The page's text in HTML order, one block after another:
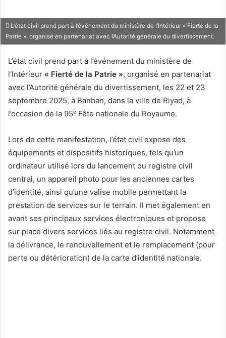
L’état civil prend part à l’événement du ministère de l’Intérieur « Fierté de la
Patrie », organisé en partenariat avec l’Autorité générale du divertissement.
L’état civil prend part à l’événement du ministère de
l’Intérieur « Fierté de la Patrie », organisé en partenariat
avec l’Autorité générale du divertissement, les 22 et 23
septembre 2025, à Banban, dans la ville de Riyad, à
l’occasion de la 95ᵉ Fête nationale du Royaume.
Lors de cette manifestation, l’état civil expose des
équipements et dispositifs historiques, tels qu’un
ordinateur utilisé lors du lancement du registre civil
central, un appareil photo pour les anciennes cartes
d’identité, ainsi qu’une valise mobile permettant la
prestation de services sur le terrain. Il met également en
avant ses principaux services électroniques et propose
sur place divers services liés au registre civil. Notamment
la délivrance, le renouvellement et le remplacement (pour
perte ou détérioration) de la carte d’identité nationale.